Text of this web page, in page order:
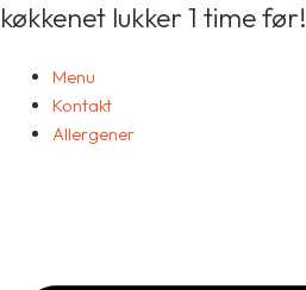
Gå
indholdet
køkkenet lukker 1 time før!
Menu
Kontakt
Allergener
7.
Cevapcici